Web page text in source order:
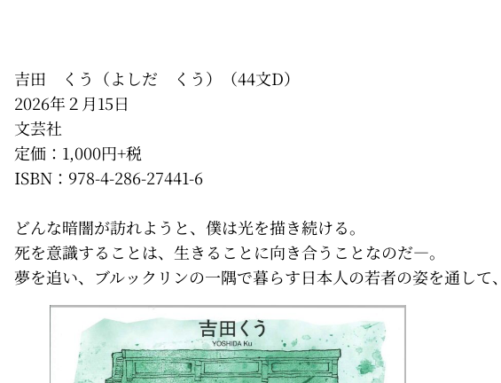
吉田 くう（よしだ くう）（44文D）
2026年２月15日
文芸社
定価：1,000円+税
ISBN：978-4-286-27441-6
どんな暗闇が訪れようと、僕は光を描き続ける。
死を意識することは、生きることに向き合うことなのだ―。
夢を追い、ブルックリンの一隅で暮らす日本人の若者の姿を通し